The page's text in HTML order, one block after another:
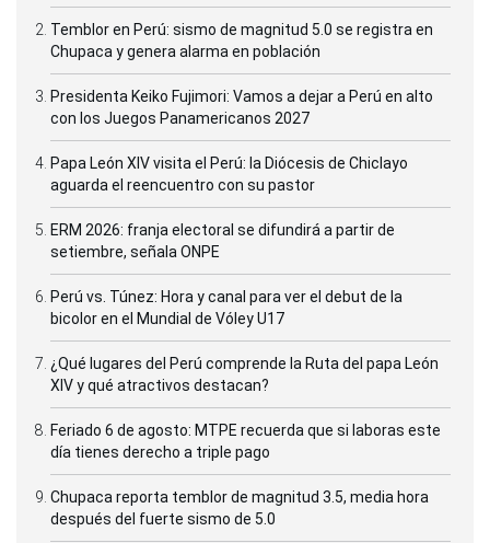
Temblor en Perú: sismo de magnitud 5.0 se registra en
Chupaca y genera alarma en población
Presidenta Keiko Fujimori: Vamos a dejar a Perú en alto
con los Juegos Panamericanos 2027
Papa León XIV visita el Perú: la Diócesis de Chiclayo
aguarda el reencuentro con su pastor
ERM 2026: franja electoral se difundirá a partir de
setiembre, señala ONPE
Perú vs. Túnez: Hora y canal para ver el debut de la
bicolor en el Mundial de Vóley U17
¿Qué lugares del Perú comprende la Ruta del papa León
XIV y qué atractivos destacan?
Feriado 6 de agosto: MTPE recuerda que si laboras este
día tienes derecho a triple pago
Chupaca reporta temblor de magnitud 3.5, media hora
después del fuerte sismo de 5.0